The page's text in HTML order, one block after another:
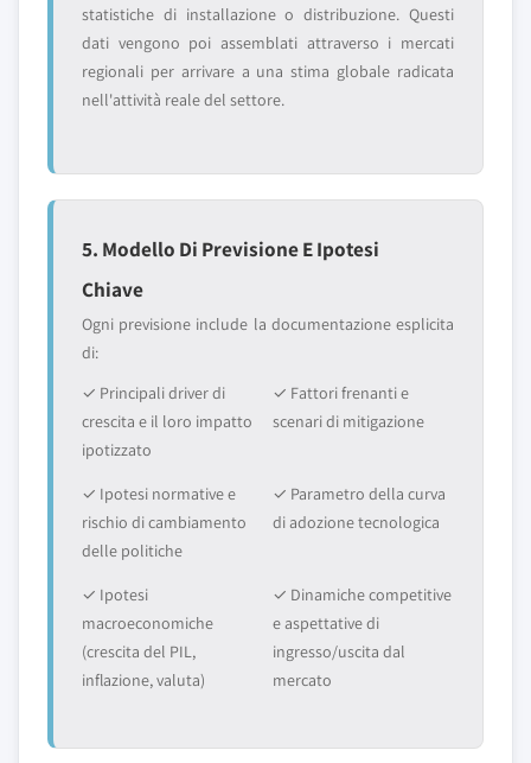
statistiche di installazione o distribuzione. Questi
dati vengono poi assemblati attraverso i mercati
regionali per arrivare a una stima globale radicata
nell'attività reale del settore.
5. Modello Di Previsione E Ipotesi
Chiave
Ogni previsione include la documentazione esplicita
di:
✓ Principali driver di
crescita e il loro impatto
ipotizzato
✓ Fattori frenanti e
scenari di mitigazione
✓ Ipotesi normative e
rischio di cambiamento
delle politiche
✓ Parametro della curva
di adozione tecnologica
✓ Ipotesi
macroeconomiche
(crescita del PIL,
inflazione, valuta)
✓ Dinamiche competitive
e aspettative di
ingresso/uscita dal
mercato